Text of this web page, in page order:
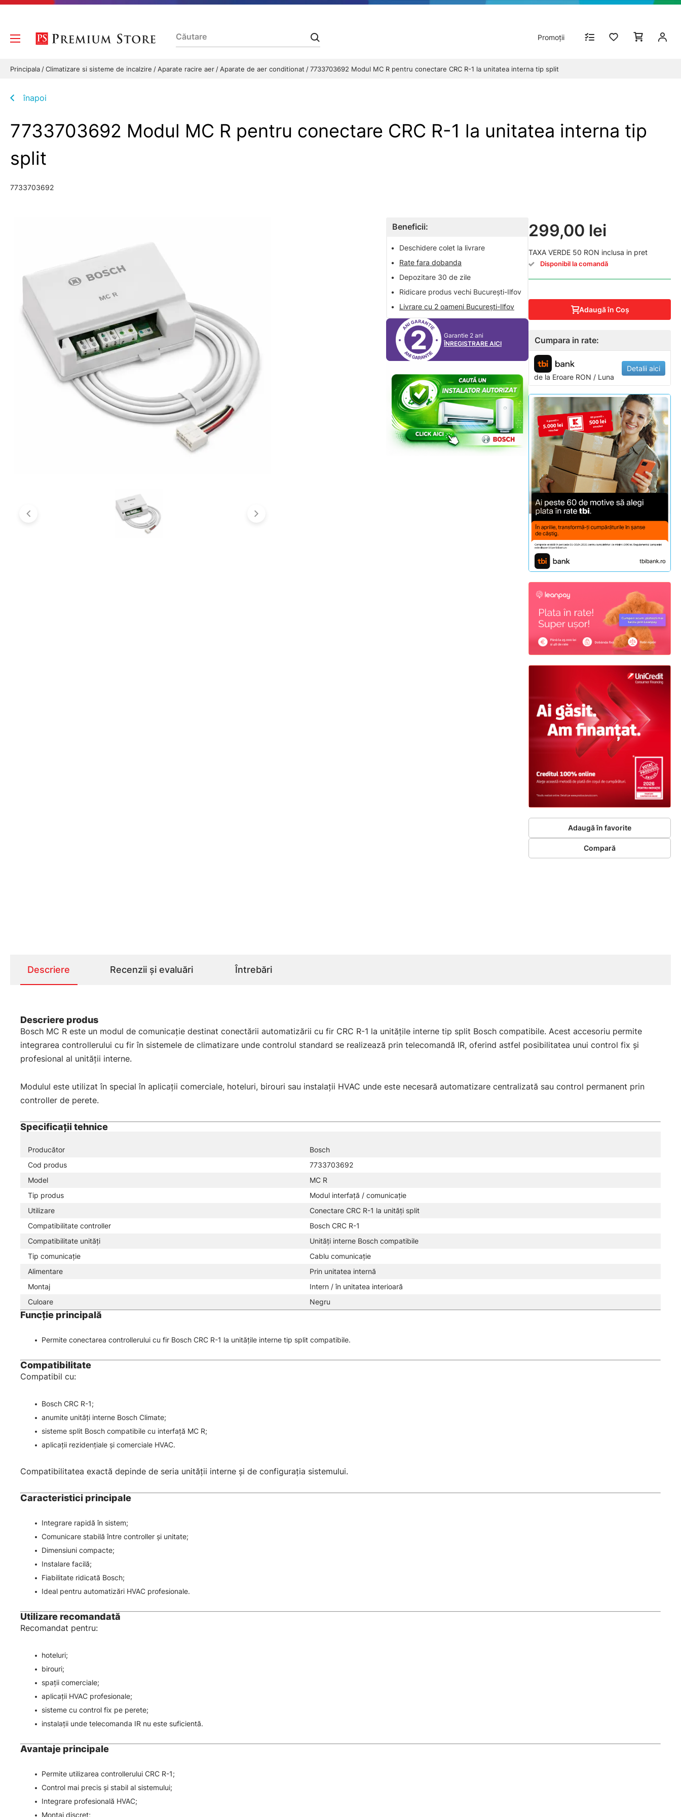
Promoții
Principala Climatizare si sisteme de incalzire Aparate racire aer Aparate de aer conditionat 7733703692 Modul MC R pentru conectare CRC R-1 la unitatea interna tip split
înapoi
7733703692 Modul MC R pentru conectare CRC R-1 la unitatea interna tip
split
7733703692
Beneficii:
•
Deschidere colet la livrare
•
Rate fara dobanda
•
Depozitare 30 de zile
•
Ridicare produs vechi București-Ilfov
•
Livrare cu 2 oameni București-Ilfov
2
Garantie 2 ani
ÎNREGISTRARE AICI
299,00 lei
TAXA VERDE 50 RON inclusa in pret
Disponibil la comandă
Adaugă în Coş
Cumpara in rate:
de la Eroare RON / Luna
Detalii aici
Adaugă în favorite
Compară
Descriere Recenzii și evaluări Întrebări
Descriere produs
Bosch MC R este un modul de comunicație destinat conectării automatizării cu fir CRC R-1 la unitățile interne tip split Bosch compatibile. Acest accesoriu permite
integrarea controllerului cu fir în sistemele de climatizare unde controlul standard se realizează prin telecomandă IR, oferind astfel posibilitatea unui control fix și
profesional al unității interne.
Modulul este utilizat în special în aplicații comerciale, hoteluri, birouri sau instalații HVAC unde este necesară automatizare centralizată sau control permanent prin
controller de perete.
Specificații tehnice
Producător
Bosch
Cod produs
7733703692
Model
MC R
Tip produs
Modul interfață / comunicație
Utilizare
Conectare CRC R-1 la unități split
Compatibilitate controller
Bosch CRC R-1
Compatibilitate unități
Unități interne Bosch compatibile
Tip comunicație
Cablu comunicație
Alimentare
Prin unitatea internă
Montaj
Intern / în unitatea interioară
Culoare
Negru
Funcție principală
Permite conectarea controllerului cu fir Bosch CRC R-1 la unitățile interne tip split compatibile.
Compatibilitate
Compatibil cu:
Bosch CRC R-1;
anumite unități interne Bosch Climate;
sisteme split Bosch compatibile cu interfață MC R;
aplicații rezidențiale și comerciale HVAC.
Compatibilitatea exactă depinde de seria unității interne și de configurația sistemului.
Caracteristici principale
Integrare rapidă în sistem;
Comunicare stabilă între controller și unitate;
Dimensiuni compacte;
Instalare facilă;
Fiabilitate ridicată Bosch;
Ideal pentru automatizări HVAC profesionale.
Utilizare recomandată
Recomandat pentru:
hoteluri;
birouri;
spații comerciale;
aplicații HVAC profesionale;
sisteme cu control fix pe perete;
instalații unde telecomanda IR nu este suficientă.
Avantaje principale
Permite utilizarea controllerului CRC R-1;
Control mai precis și stabil al sistemului;
Integrare profesională HVAC;
Montaj discret;